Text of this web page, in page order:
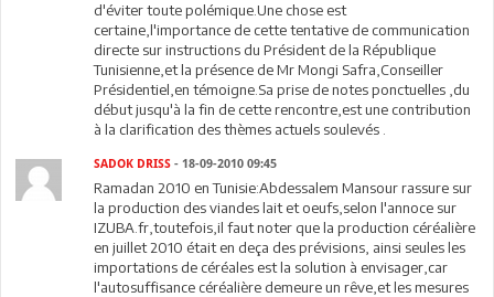
d'éviter toute polémique.Une chose est
certaine,l'importance de cette tentative de communication
directe sur instructions du Président de la République
Tunisienne,et la présence de Mr Mongi Safra,Conseiller
Présidentiel,en témoigne.Sa prise de notes ponctuelles ,du
début jusqu'à la fin de cette rencontre,est une contribution
à la clarification des thèmes actuels soulevés .
SADOK DRISS - 18-09-2010 09:45
Ramadan 2010 en Tunisie:Abdessalem Mansour rassure sur
la production des viandes lait et oeufs,selon l'annoce sur
IZUBA.fr,toutefois,il faut noter que la production céréalière
en juillet 2010 était en deça des prévisions, ainsi seules les
importations de céréales est la solution à envisager,car
l'autosuffisance céréalière demeure un rêve,et les mesures